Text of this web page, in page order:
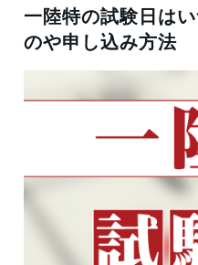
一陸特の試験日は
のや申し込み方法